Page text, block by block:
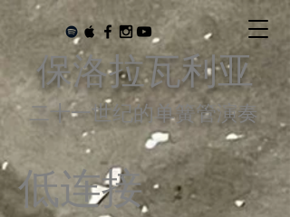
保洛拉瓦利亚
二十一世纪的单簧管演奏
低连接